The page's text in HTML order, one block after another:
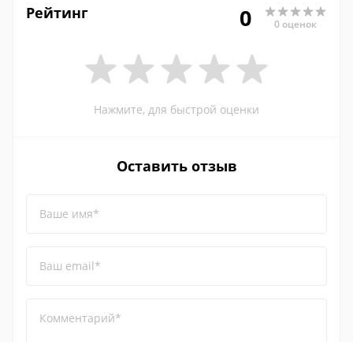
Рейтинг 0 0 оценок
Нажмите, для быстрой оценки
Оставить отзыв
Ваше имя*
Ваш email*
Комментарий*